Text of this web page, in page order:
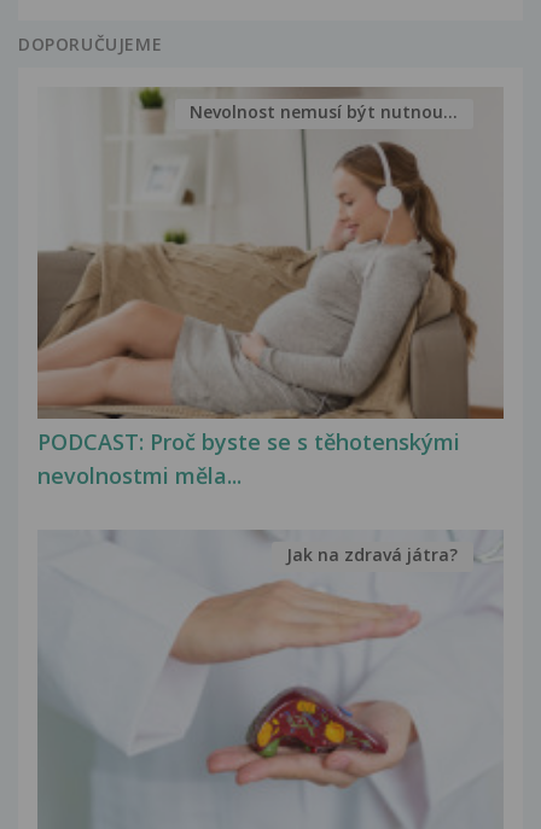
DOPORUČUJEME
PODCAST: Proč byste se s těhotenskými
nevolnostmi měla...
Nevolnost nemusí být nutnou...
Jak na zdravá játra?